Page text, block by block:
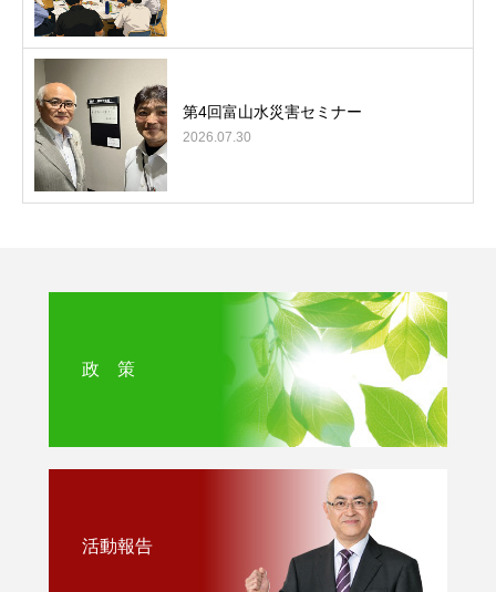
第4回富山水災害セミナー
2026.07.30
政 策
活動報告